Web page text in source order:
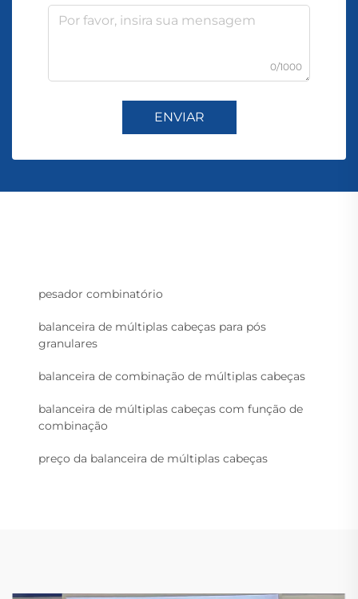
0/1000
ENVIAR
pesador combinatório
balanceira de múltiplas cabeças para pós
granulares
balanceira de combinação de múltiplas cabeças
balanceira de múltiplas cabeças com função de
combinação
preço da balanceira de múltiplas cabeças